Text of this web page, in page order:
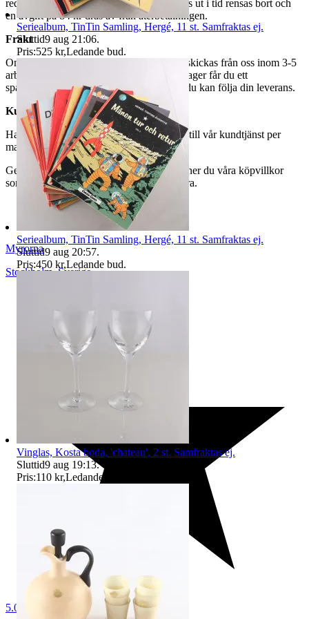
redo för avhämtning. Ordrar som ej hämtas ut i tid rensas bort och
en avgift på 84 kr dras av från återbetalningen.
Frakt
Om du har valt frakt kommer din vara att skickas från oss inom 3-5
arbetsdagar. När din vara har lämnat vårt lager får du ett
spårningsnummer av DSV inom kort där du kan följa din leverans.
Kundservice
Har du frågor eller funderingar hör av dig till vår kundtjänst per
mail:webbshop@myrorna.se.
Genom att buda på våra annonser godkänner du våra köpvillkor
som du hittar på vår infosida här på Tradera.
Myrorna
Stockholm,Sverige
5.0
Seriealbum, TinTin Samling, Hergé, 11 st. Samfraktas ej.
Sluttid9 aug 21:06.
Pris:525 kr,Ledande bud.
Seriealbum, TinTin Samling, Hergé, 11 st. Samfraktas ej.
Sluttid9 aug 20:57.
Pris:450 kr,Ledande bud.
Vinglas, Kosta boda, 'chateau', 2 st. Samfraktas ej.
Sluttid9 aug 19:13.
Pris:110 kr,Ledande bud